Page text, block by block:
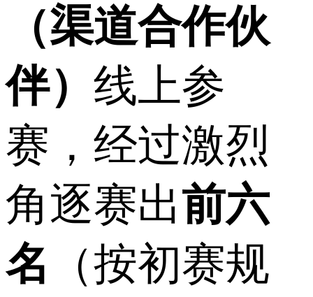
（渠道合作伙
伴） 线上参
赛，经过激烈
角逐赛出前六
名 （按初赛规